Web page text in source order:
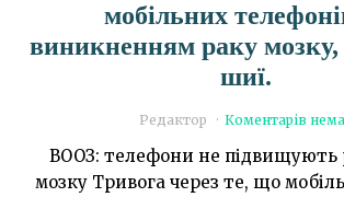
мобільних
виникненням раку мозку,
шиї.
Редактор Коментарів
ВООЗ: телефони не підвищують
мозку Тривога через те, що